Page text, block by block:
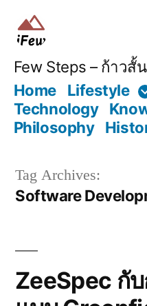
Few Steps – ก้าวสั้
Home
Lifestyle
Technology
Philosophy
Tag Archives:
Software
ZeeSpec กั